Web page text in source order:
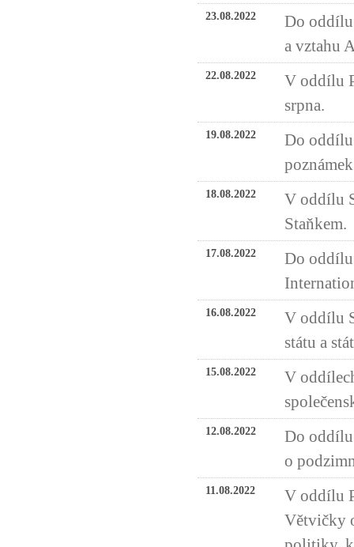
23.08.2022
Do
a vztahu
22.08.2022
V oddílu
srpna.
19.08.2022
Do
18.08.2022
V oddílu
Staňkem.
17.08.2022
Do
16.08.2022
V oddílu
státu a
15.08.2022
V
12.08.2022
Do oddílu
o
11.08.2022
V oddílu
Větvičky